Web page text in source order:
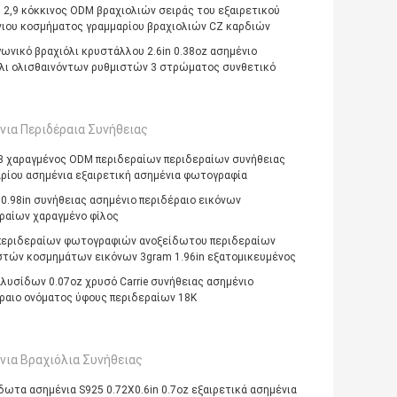
κόκκινος ODM βραχιολιών σειράς του εξαιρετικού
κοσμήματος γραμμαρίου βραχιολιών CZ καρδιών
βραχιόλι κρυστάλλου 2.6in 0.38oz ασημένιο
ολισθαινόντων ρυθμιστών 3 στρώματος συνθετικό
Περιδέραια Συνήθειας
χαραγμένος ODM περιδεραίων περιδεραίων συνήθειας
ασημένια εξαιρετική ασημένια φωτογραφία
συνήθειας ασημένιο περιδέραιο εικόνων
χαραγμένο φίλος
φωτογραφιών ανοξείδωτου περιδεραίων
κοσμημάτων εικόνων 3gram 1.96in εξατομικευμένος
0.07oz χρυσό Carrie συνήθειας ασημένιο
ονόματος ύφους περιδεραίων 18K
Βραχιόλια Συνήθειας
ασημένια S925 0.72X0.6in 0.7oz εξαιρετικά ασημένια